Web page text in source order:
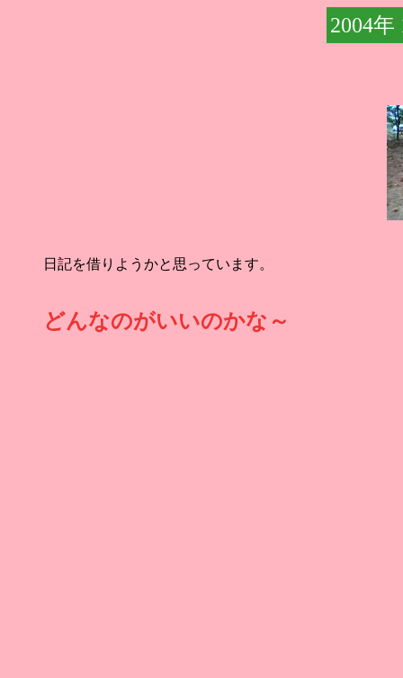
2004年
日記を借りようかと思っています。
どんなのがいいのかな～